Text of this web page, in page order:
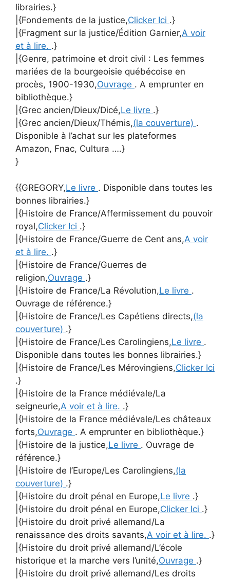
librairies.}
|{Fondements de la justice,Clicker Ici .}
|{Fragment sur la justice/Édition Garnier,A voir
et à lire. .}
|{Genre, patrimoine et droit civil : Les femmes
mariées de la bourgeoisie québécoise en
procès, 1900-1930,Ouvrage . A emprunter en
bibliothèque.}
|{Grec ancien/Dieux/Dicé,Le livre .}
|{Grec ancien/Dieux/Thémis,(la couverture) .
Disponible à l’achat sur les plateformes
Amazon, Fnac, Cultura ….}
}
{{GREGORY,Le livre . Disponible dans toutes les
bonnes librairies.}
|{Histoire de France/Affermissement du pouvoir
royal,Clicker Ici .}
|{Histoire de France/Guerre de Cent ans,A voir
et à lire. .}
|{Histoire de France/Guerres de
religion,Ouvrage .}
|{Histoire de France/La Révolution,Le livre .
Ouvrage de référence.}
|{Histoire de France/Les Capétiens directs,(la
couverture) .}
|{Histoire de France/Les Carolingiens,Le livre .
Disponible dans toutes les bonnes librairies.}
|{Histoire de France/Les Mérovingiens,Clicker Ici
.}
|{Histoire de la France médiévale/La
seigneurie,A voir et à lire. .}
|{Histoire de la France médiévale/Les châteaux
forts,Ouvrage . A emprunter en bibliothèque.}
|{Histoire de la justice,Le livre . Ouvrage de
référence.}
|{Histoire de l’Europe/Les Carolingiens,(la
couverture) .}
|{Histoire du droit pénal en Europe,Le livre .}
|{Histoire du droit pénal en Europe,Clicker Ici .}
|{Histoire du droit privé allemand/La
renaissance des droits savants,A voir et à lire. .}
|{Histoire du droit privé allemand/L’école
historique et la marche vers l’unité,Ouvrage .}
|{Histoire du droit privé allemand/Les droits